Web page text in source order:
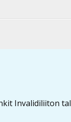
Invalidiliiton